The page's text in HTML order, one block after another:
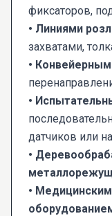
фиксаторов,
• Линиями
захватами,
•
•
датчиков или
•
•